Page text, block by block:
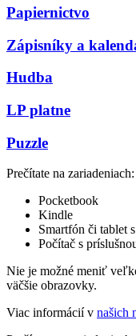
Papiernictvo
Zápisníky a
Hudba
LP platne
Puzzle
Prečítate na zariadeniach:
Pocketbook
Kindle
Smartfón či tablet
Počítač s
Nie je možné meniť
väčšie obrazovky.
Viac informácií v našich